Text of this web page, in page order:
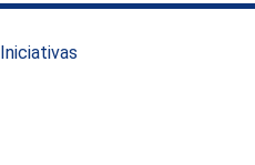
Iniciativas